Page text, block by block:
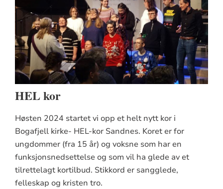
HEL kor
Høsten 2024 startet vi opp et helt nytt kor i
Bogafjell kirke- HEL-kor Sandnes. Koret er for
ungdommer (fra 15 år) og voksne som har en
funksjonsnedsettelse og som vil ha glede av et
tilrettelagt kortilbud. Stikkord er sangglede,
felleskap og kristen tro.